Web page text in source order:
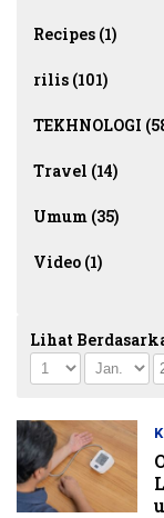
Recipes (1)
rilis (101)
TEKHNOLOGI
Travel (14)
Umum (35)
Video (1)
Lihat